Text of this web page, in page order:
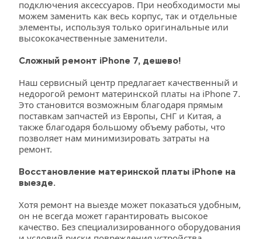
подключения аксессуаров. При необходимости мы
можем заменить как весь корпус, так и отдельные
элементы, используя только оригинальные или
высококачественные заменители.
Сложный ремонт iPhone 7, дешево!
Наш сервисный центр предлагает качественный и
недорогой ремонт материнской платы на iPhone 7.
Это становится возможным благодаря прямым
поставкам запчастей из Европы, СНГ и Китая, а
также благодаря большому объему работы, что
позволяет нам минимизировать затраты на
ремонт.
Восстановление материнской платы iPhone на
выезде.
Хотя ремонт на выезде может показаться удобным,
он не всегда может гарантировать высокое
качество. Без специализированного оборудования